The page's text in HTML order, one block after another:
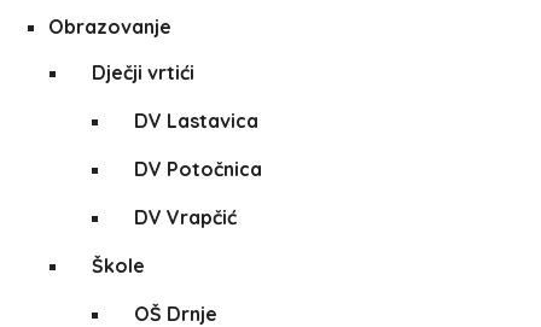
Obrazovanje
Dječji vrtići
DV Lastavica
DV Potočnica
DV Vrapčić
Škole
OŠ Drnje